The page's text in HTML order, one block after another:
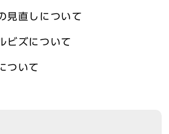
見直しについて
ビズについて
ついて